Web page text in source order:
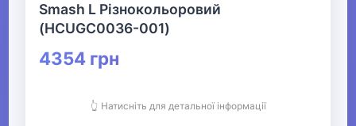
Smash L Різнокольоровий
(HCUGC0036-001)
4354 грн
👆 Натисніть для детальної інформації